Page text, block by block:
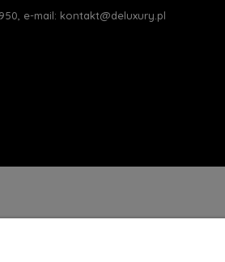
e-mail: kontakt@deluxury.pl